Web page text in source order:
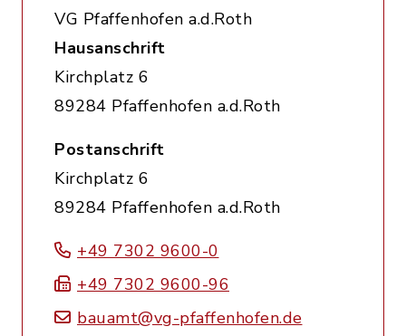
VG Pfaffenhofen a.d.Roth
Hausanschrift
Kirchplatz 6
89284 Pfaffenhofen a.d.Roth
Postanschrift
Kirchplatz 6
89284 Pfaffenhofen a.d.Roth
+49 7302 9600-0
+49 7302 9600-96
bauamt@vg-pfaffenhofen.de